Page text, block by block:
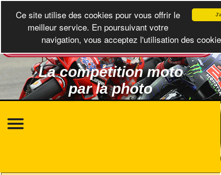
La compétition moto
par la photo
Ce site utilise des cookies pour vous offrir le
meilleur service. En poursuivant votre
navigation, vous acceptez l'utilisation des